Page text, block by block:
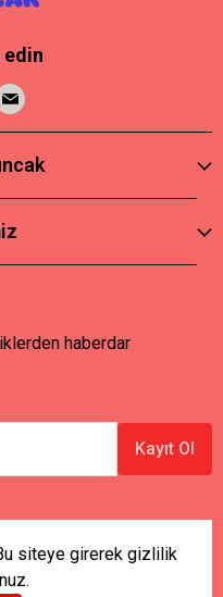
siteye girerek gizlilik
haberdar
Kayıt Ol